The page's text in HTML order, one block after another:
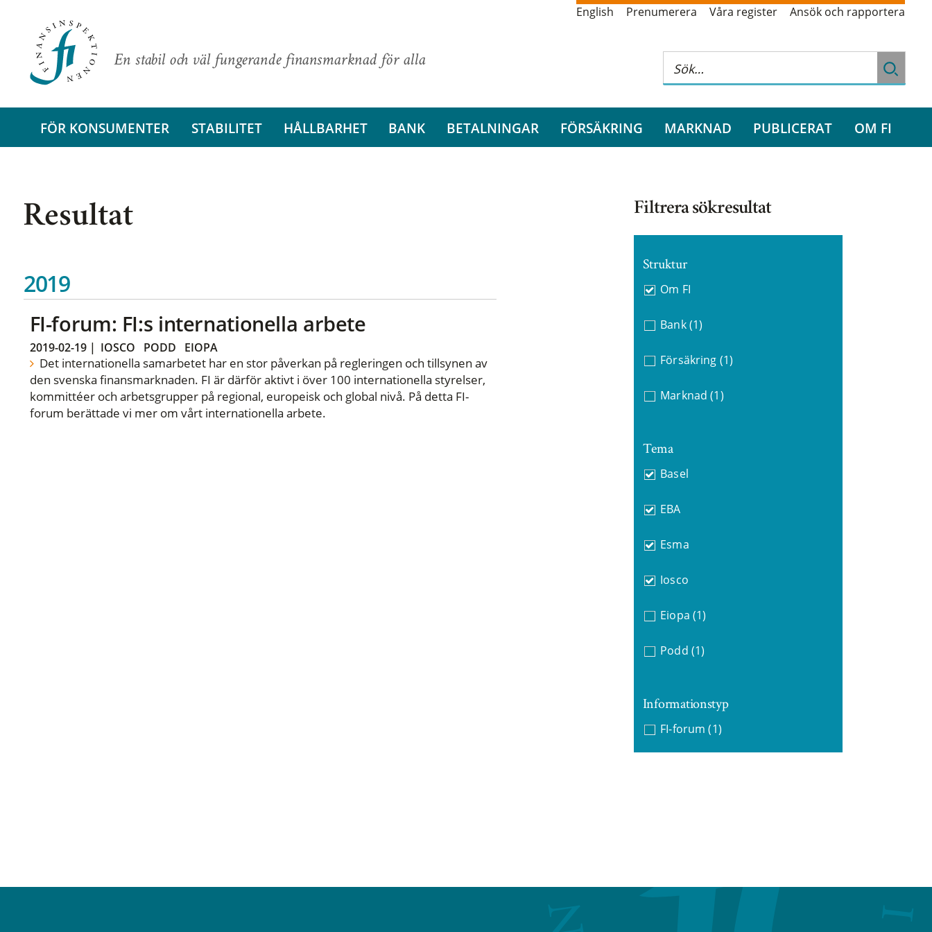
En stabil och väl fungerande finansmarknad för alla
English Prenumerera Våra register Ansök och rapportera
FÖR KONSUMENTER STABILITET HÅLLBARHET BANK BETALNINGAR FÖRSÄKRING MARKNAD PUBLICERAT OM FI
Resultat
2019
FI-forum: FI:s internationella arbete
2019-02-19| IOSCO PODD EIOPA
Det internationella samarbetet har en stor påverkan på regleringen och tillsynen av
den svenska finansmarknaden. FI är därför aktivt i över 100 internationella styrelser,
kommittéer och arbetsgrupper på regional, europeisk och global nivå. På detta FI-
forum berättade vi mer om vårt internationella arbete.
Filtrera sökresultat
Struktur
Om FI
Bank (1)
Försäkring (1)
Marknad (1)
Tema
Basel
EBA
Esma
Iosco
Eiopa (1)
Podd (1)
Informationstyp
FI-forum (1)